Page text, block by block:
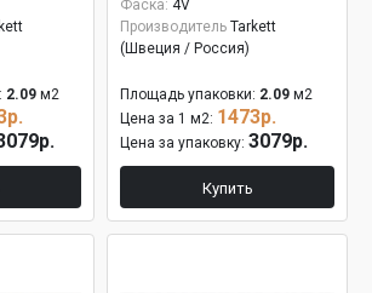
2.09 м2
Фаска: 4V
Производитель Tarkett
(Швеция / Россия)
Площадь упаковки: 2.09 м2
Цена за 1 м2: 1473р.
Цена за упаковку: 3079р.
Купить